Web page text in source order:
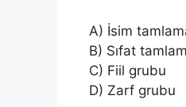
A) İsim
B) Sıfat
C) Fiil grubu
D) Zarf grubu